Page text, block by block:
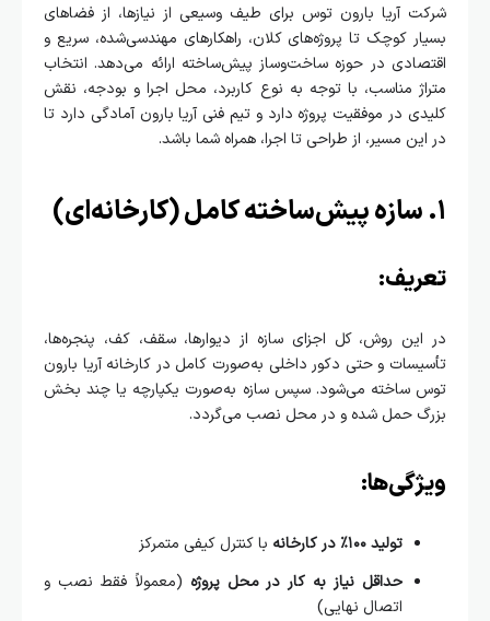
آریا بارون توس برای طیف وسیعی از نیازها، از فضاهای
کوچک تا پروژه‌های کلان، راهکارهای مهندسی‌شده، سریع و
در حوزه ساخت‌وساز پیش‌ساخته ارائه می‌دهد. انتخاب
مناسب، با توجه به نوع کاربرد، محل اجرا و بودجه، نقش
در موفقیت پروژه دارد و تیم فنی آریا بارون آمادگی دارد تا
مسیر، از طراحی تا اجرا، همراه شما باشد.
روش، کل اجزای سازه از دیوارها، سقف، کف، پنجره‌ها،
و حتی دکور داخلی به‌صورت کامل در کارخانه آریا بارون
ساخته می‌شود. سپس سازه به‌صورت یکپارچه یا چند بخش
حمل شده و در محل نصب می‌گردد.
با کنترل کیفی متمرکز
حداقل نیاز به کار در محل پروژه(معمولاً فقط نصب و
اتصال نهایی)